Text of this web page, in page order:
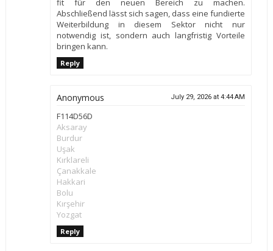
fit für den neuen Bereich zu machen.
Abschließend lässt sich sagen, dass eine fundierte
Weiterbildung in diesem Sektor nicht nur
notwendig ist, sondern auch langfristig Vorteile
bringen kann.
Reply
Anonymous July 29, 2026 at 4:44 AM
F114D56D
Aksaray
Burdur
Uşak
Kırklareli
Çanakkale
Hakkari
Bolu
Kırşehir
Yozgat
Reply